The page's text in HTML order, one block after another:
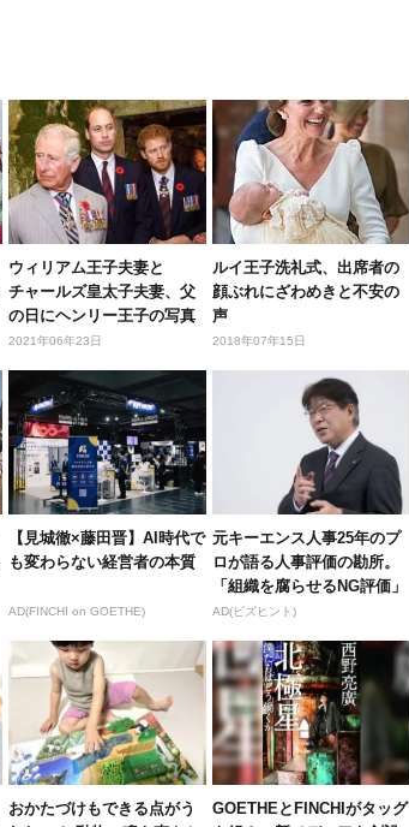
ウィリアム王子夫妻と
チャールズ皇太子夫妻、父
の日にヘンリー王子の写真
を投稿
2021年06年23日
ルイ王子洗礼式、出席者の
顔ぶれにざわめきと不安の
声
2018年07年15日
【見城徹×藤田晋】AI時代で
も変わらない経営者の本質
AD(FINCHI on GOETHE)
元キーエンス人事25年のプ
ロが語る人事評価の勘所。
「組織を腐らせるNG評価」
とは...
AD(ビズヒント)
おかたづけもできる点がう
GOETHEとFINCHIがタッグ